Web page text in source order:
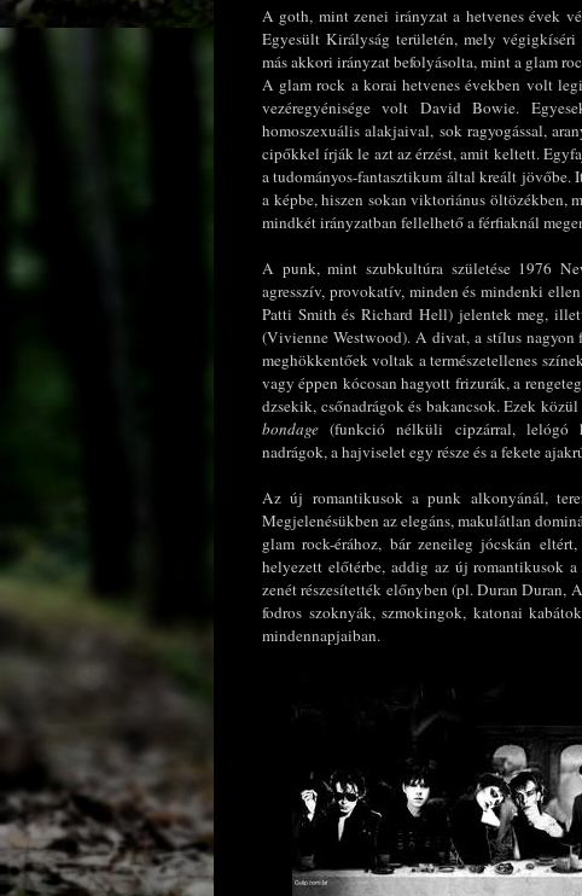
A goth, mint zenei irányzat a hetvenes évek
Egyesült Királyság területén, mely
más akkori irányzat befolyásolta, mint a glam
A glam rock a korai hetvenes években volt
vezéregyénisége volt David Bowie.
homoszexuális alakjaival, sok ragyogással,
cipőkkel írják le azt az érzést, amit keltett.
a tudományos-fantasztikum által kreált jövőbe.
a képbe, hiszen sokan viktoriánus öltözékben,
mindkét irányzatban fellelhető a férfiaknál
A punk, mint szubkultúra születése 1976
agresszív, provokatív, minden és mindenki
Patti Smith és Richard Hell) jelentek meg,
(Vivienne Westwood). A divat, a stílus nagyon
meghökkentőek voltak a természetellenes
vagy éppen kócosan hagyott frizurák, a
dzsekik, csőnadrágok és bakancsok. Ezek
bondage (funkció nélküli cipzárral, lelógó
nadrágok, a hajviselet egy része és a fekete
Az új romantikusok a punk alkonyánál,
Megjelenésükben az elegáns, makulátlan
glam rock-érához, bár zeneileg jócskán
helyezett előtérbe, addig az új romantikusok
zenét részesítették előnyben (pl. Duran Duran,
fodros szoknyák, szmokingok, katonai
mindennapjaiban.